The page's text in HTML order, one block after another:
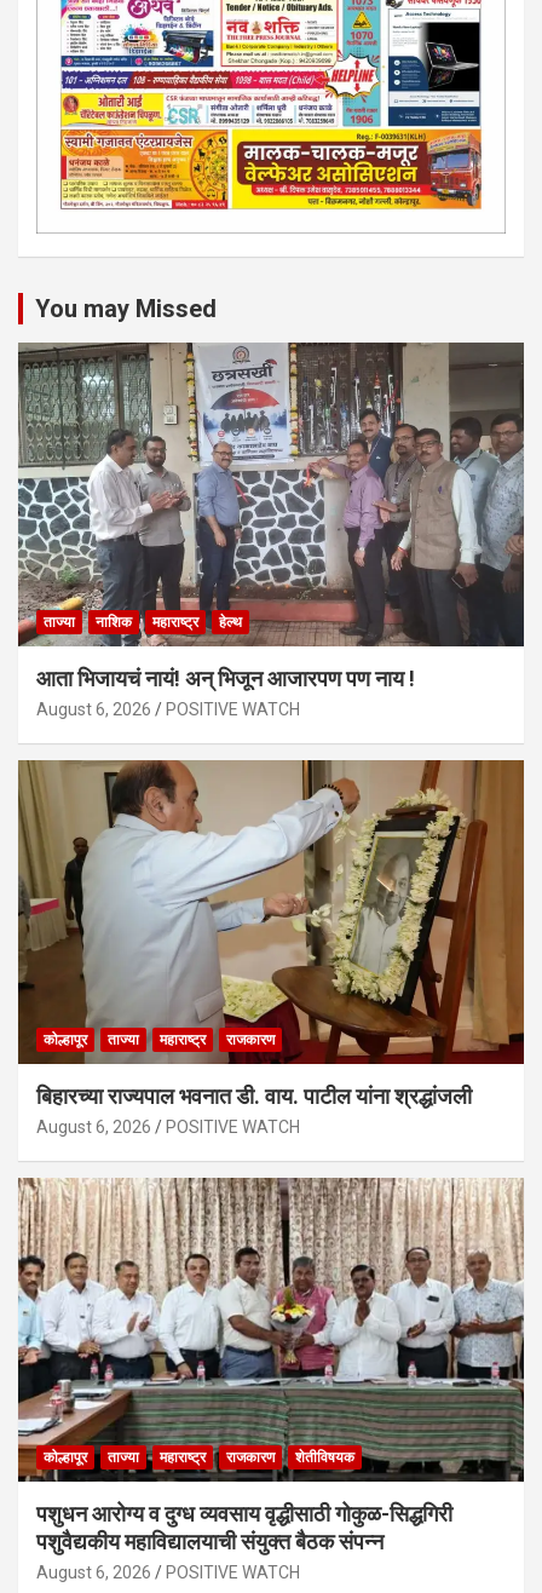
You may Missed
ताज्या नाशिक महाराष्ट्र हेल्थ
आता भिजायचं नायं! अन् भिजून आजारपण पण नाय !
August 6, 2026 POSITIVE WATCH
कोल्हापूर ताज्या महाराष्ट्र राजकारण
बिहारच्या राज्यपाल भवनात डी. वाय. पाटील यांना श्रद्धांजली
August 6, 2026 POSITIVE WATCH
कोल्हापूर ताज्या महाराष्ट्र राजकारण शेतीविषयक
पशुधन आरोग्य व दुग्ध व्यवसाय वृद्धीसाठी गोकुळ-सिद्धगिरी
पशुवैद्यकीय महाविद्यालयाची संयुक्त बैठक संपन्न
August 6, 2026 POSITIVE WATCH